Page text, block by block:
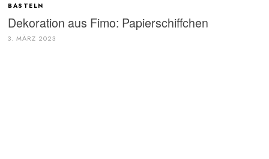
BASTELN
Dekoration aus Fimo: Papierschiffchen
3. MÄRZ 2023